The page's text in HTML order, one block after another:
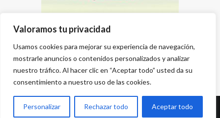
Valoramos tu privacidad
Usamos cookies para mejorar su experiencia de navegación,
mostrarle anuncios o contenidos personalizados y analizar
nuestro tráfico. Al hacer clic en “Aceptar todo” usted da su
consentimiento a nuestro uso de las cookies.
Personalizar Rechazar todo Aceptar todo
Desarrollado por